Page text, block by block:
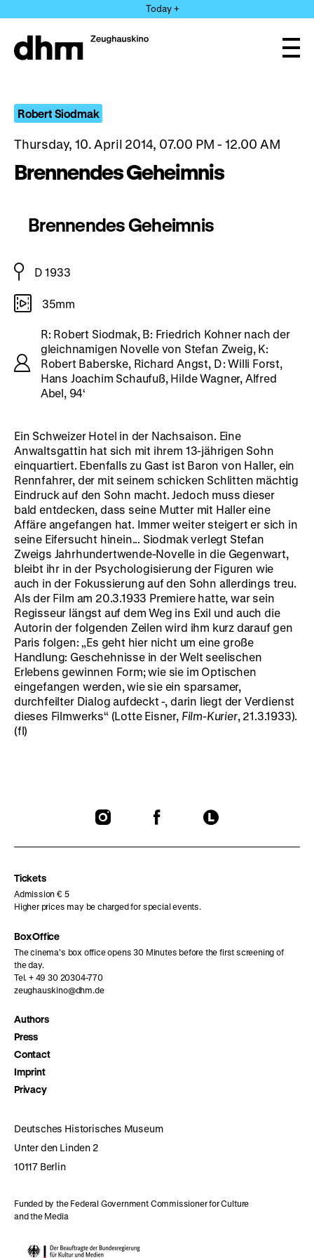
directly
the
Today +
Robert Siodmak
Thursday, 10. April 2014, 07.00 PM - 12.00 AM
Brennendes Geheimnis
Brennendes Geheimnis
D 1933
35mm
R: Robert Siodmak, B: Friedrich Kohner nach der
gleichnamigen Novelle von Stefan Zweig, K:
Robert Baberske, Richard Angst, D: Willi Forst,
Hans Joachim Schaufuß, Hilde Wagner, Alfred
Abel, 94‘
Ein Schweizer Hotel in der Nachsaison. Eine
Anwaltsgattin hat sich mit ihrem 13-jährigen Sohn
einquartiert. Ebenfalls zu Gast ist Baron von Haller, ein
Rennfahrer, der mit seinem schicken Schlitten mächtig
Eindruck auf den Sohn macht. Jedoch muss dieser
bald entdecken, dass seine Mutter mit Haller eine
Affäre angefangen hat. Immer weiter steigert er sich in
seine Eifersucht hinein... Siodmak verlegt Stefan
Zweigs Jahrhundertwende-Novelle in die Gegenwart,
bleibt ihr in der Psychologisierung der Figuren wie
auch in der Fokussierung auf den Sohn allerdings treu.
Als der Film am 20.3.1933 Premiere hatte, war sein
Regisseur längst auf dem Weg ins Exil und auch die
Autorin der folgenden Zeilen wird ihm kurz darauf gen
Paris folgen: „Es geht hier nicht um eine große
Handlung: Geschehnisse in der Welt seelischen
Erlebens gewinnen Form; wie sie im Optischen
eingefangen werden, wie sie ein sparsamer,
durchfeilter Dialog aufdeckt -, darin liegt der Verdienst
dieses Filmwerks“ (Lotte Eisner, Film-Kurier, 21.3.1933).
(fl)
To
To
To
Tickets
Admission € 5
Higher prices may be charged for special events.
Box Office
The cinema’s box office opens 30 Minutes before the first screening of
the day.
Tel. + 49 30 20304-770
zeughauskino@dhm.de
Authors
Press
Contact
Imprint
Privacy
Deutsches Historisches Museum
Unter den Linden 2
10117 Berlin
Funded by the Federal Government Commissioner for Culture
and the Media